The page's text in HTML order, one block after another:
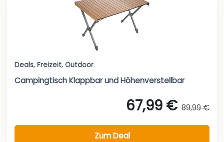
Deals, Freizeit, Outdoor
Campingtisch Klappbar und Höhenverstellbar
67,99 € 89,99 €
Zum Deal